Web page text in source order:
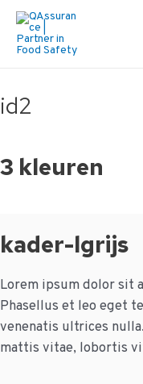
naar
id2
3 kleuren
kader-lgrijs
Lorem ipsum dolor sit
Phasellus et leo eget
venenatis ultrices
mattis vitae, lobortis